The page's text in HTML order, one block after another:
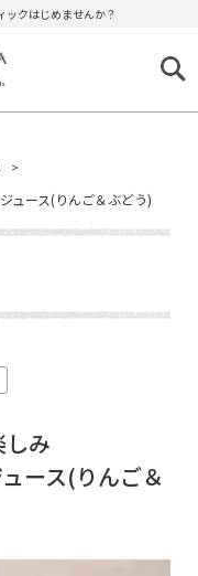
クはじめませんか？
ュース(りんご＆ぶどう)
み
ース(りんご＆